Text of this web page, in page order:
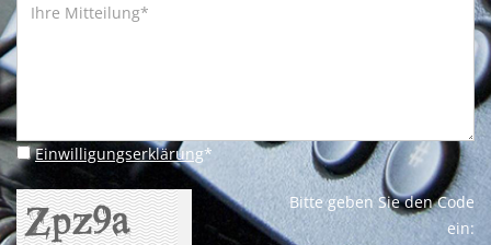
Einwilligungserklärung*
Bitte geben Sie den Code
ein: